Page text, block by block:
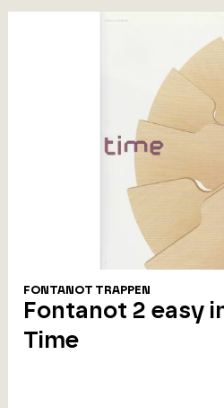
FONTANOT TRAPPEN
Fontanot 2 easy
Time